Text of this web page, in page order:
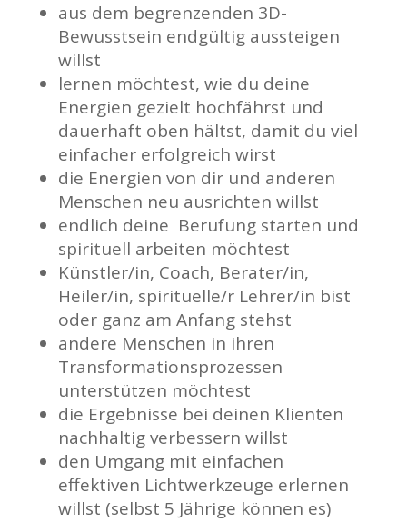
aus dem begrenzenden 3D-
Bewusstsein endgültig aussteigen
willst
lernen möchtest, wie du deine
Energien gezielt hochfährst und
dauerhaft oben hältst, damit du viel
einfacher erfolgreich wirst
die Energien von dir und anderen
Menschen neu ausrichten willst
endlich deine Berufung starten und
spirituell arbeiten möchtest
Künstler/in, Coach, Berater/in,
Heiler/in, spirituelle/r Lehrer/in bist
oder ganz am Anfang stehst
andere Menschen in ihren
Transformationsprozessen
unterstützen möchtest
die Ergebnisse bei deinen Klienten
nachhaltig verbessern willst
den Umgang mit einfachen
effektiven Lichtwerkzeuge erlernen
willst (selbst 5 Jährige können es)